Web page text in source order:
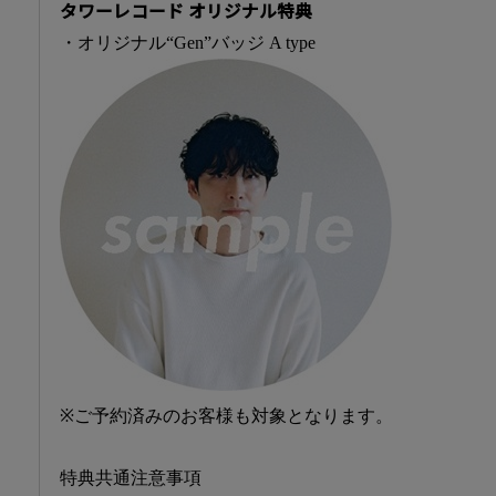
タワーレコード オリジナル特典
・オリジナル“Gen”バッジ A type
※ご予約済みのお客様も対象となります。
特典共通注意事項